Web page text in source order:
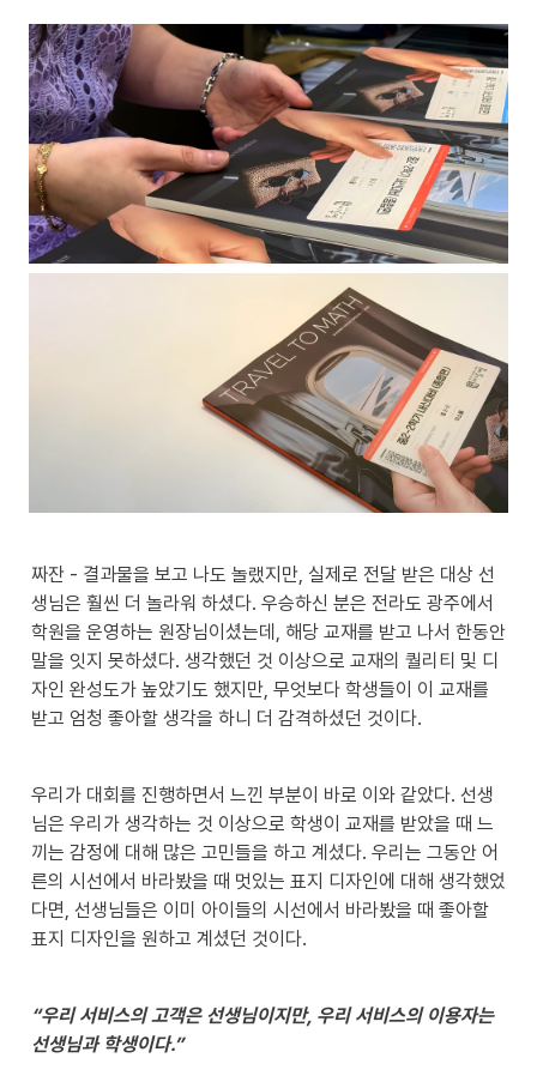
짜잔 - 결과물을 보고 나도 놀랬지만, 실제로 전달 받은 대상 선
생님은 훨씬 더 놀라워 하셨다. 우승하신 분은 전라도 광주에서
학원을 운영하는 원장님이셨는데, 해당 교재를 받고 나서 한동안
말을 잇지 못하셨다. 생각했던 것 이상으로 교재의 퀄리티 및 디
자인 완성도가 높았기도 했지만, 무엇보다 학생들이 이 교재를
받고 엄청 좋아할 생각을 하니 더 감격하셨던 것이다.
우리가 대회를 진행하면서 느낀 부분이 바로 이와 같았다. 선생
님은 우리가 생각하는 것 이상으로 학생이 교재를 받았을 때 느
끼는 감정에 대해 많은 고민들을 하고 계셨다. 우리는 그동안 어
른의 시선에서 바라봤을 때 멋있는 표지 디자인에 대해 생각했었
다면, 선생님들은 이미 아이들의 시선에서 바라봤을 때 좋아할
표지 디자인을 원하고 계셨던 것이다.
“우리 서비스의 고객은 선생님이지만, 우리 서비스의 이용자는
선생님과 학생이다.”